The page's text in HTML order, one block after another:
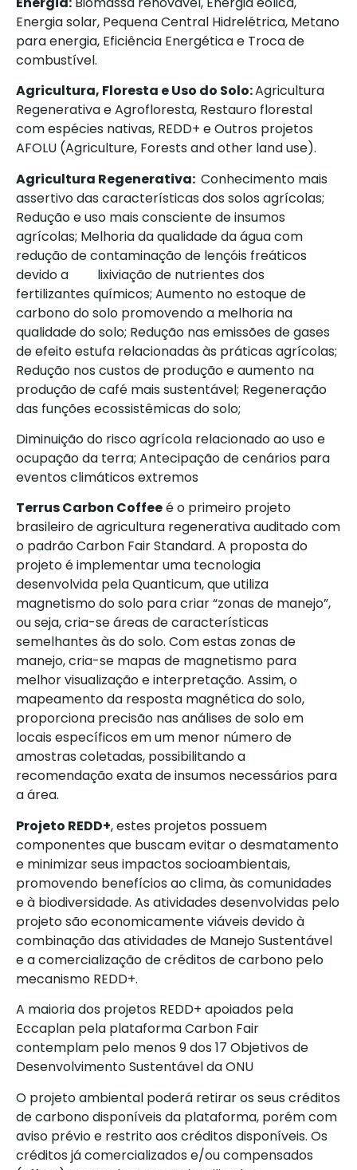
Energia solar, Pequena Central Hidrelétrica, Metano
para energia, Eficiência Energética e Troca de
combustível.
Agricultura, Floresta e Uso do Solo:Agricultura
Regenerativa e Agrofloresta, Restauro florestal
com espécies nativas, REDD+ e Outros projetos
AFOLU (Agriculture, Forests and other land use).
Agricultura Regenerativa: Conhecimento mais
assertivo das características dos solos agrícolas;
Redução e uso mais consciente de insumos
agrícolas; Melhoria da qualidade da água com
redução de contaminação de lençóis freáticos
devido a lixiviação de nutrientes dos
fertilizantes químicos; Aumento no estoque de
carbono do solo promovendo a melhoria na
qualidade do solo; Redução nas emissões de gases
de efeito estufa relacionadas às práticas agrícolas;
Redução nos custos de produção e aumento na
produção de café mais sustentável; Regeneração
das funções ecossistêmicas do solo;
Diminuição do risco agrícola relacionado ao uso e
ocupação da terra; Antecipação de cenários para
eventos climáticos extremos
Terrus Carbon Coffeeé o primeiro projeto
brasileiro de agricultura regenerativa auditado com
o padrão Carbon Fair Standard. A proposta do
projeto é implementar uma tecnologia
desenvolvida pela Quanticum, que utiliza
magnetismo do solo para criar “zonas de manejo”,
ou seja, cria-se áreas de características
semelhantes às do solo. Com estas zonas de
manejo, cria-se mapas de magnetismo para
melhor visualização e interpretação. Assim, o
mapeamento da resposta magnética do solo,
proporciona precisão nas análises de solo em
locais específicos em um menor número de
amostras coletadas, possibilitando a
recomendação exata de insumos necessários para
a área.
Projeto REDD+, estes projetos possuem
componentes que buscam evitar o desmatamento
e minimizar seus impactos socioambientais,
promovendo benefícios ao clima, às comunidades
e à biodiversidade. As atividades desenvolvidas pelo
projeto são economicamente viáveis devido à
combinação das atividades de Manejo Sustentável
e a comercialização de créditos de carbono pelo
mecanismo REDD+.
A maioria dos projetos REDD+ apoiados pela
Eccaplan pela plataforma Carbon Fair
contemplam pelo menos 9 dos 17 Objetivos de
Desenvolvimento Sustentável da ONU
O projeto ambiental poderá retirar os seus créditos
de carbono disponíveis da plataforma, porém com
aviso prévio e restrito aos créditos disponíveis. Os
créditos já comercializados e/ou compensados